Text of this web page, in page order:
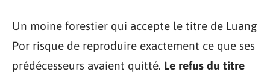
Un moine forestier qui accepte le titre de Luang
Por risque de reproduire exactement ce que ses
prédécesseurs avaient quitté. Le refus du titre